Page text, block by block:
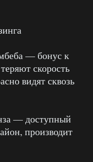
— бонус к
скорость
видят сквозь
— доступный
производит